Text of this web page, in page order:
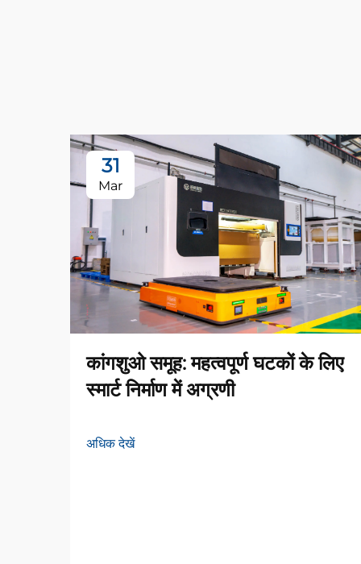
31
Mar
कांगशुओ समूह: महत्वपूर्ण घटकों के लिए
स्मार्ट निर्माण में अग्रणी
अधिक देखें